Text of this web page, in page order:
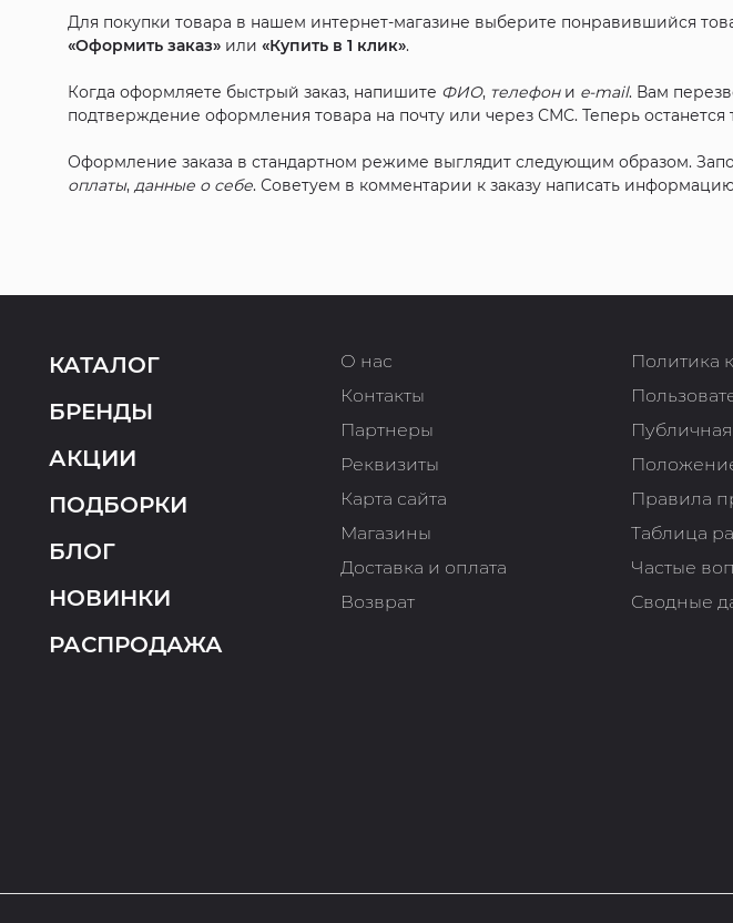
Для покупки товара в нашем интернет-магазине выберите понравившийся
«Оформить заказ» или«Купить в 1 клик».
Когда оформляете быстрый заказ, напишите ФИО, телефони e-mail. Вам
подтверждение оформления товара на почту или через СМС. Теперь останется
Оформление заказа в стандартном режиме выглядит следующим образом.
оплаты,данные о себе. Советуем в комментарии к заказу написать
КАТАЛОГ
БРЕНДЫ
АКЦИИ
ПОДБОРКИ
БЛОГ
НОВИНКИ
РАСПРОДАЖА
О нас
Контакты
Партнеры
Реквизиты
Карта сайта
Магазины
Доставка и оплата
Возврат
Политика
Правила
Таблица
Частые
Сводные